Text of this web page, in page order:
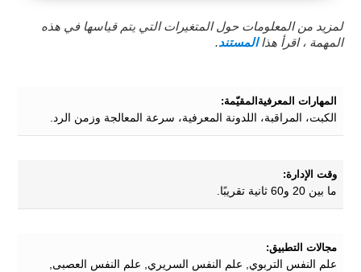
لمزيد من المعلومات حول المتغيرات التي يتم قياسها في هذه
المهمة ، اقرأ هذاالمستند.
المهارات المعرفيةالمقيّمة:
الكبت، المراقبة، اللدونة المعرفية، سرعة المعالجة وزمن الرد.
وقت الإدارة:
ما بين 20 و60 ثانية تقريبًا.
مجالات التطبيق:
علم النفس التربوي, علم النفس السريري, علم النفس العصبى,